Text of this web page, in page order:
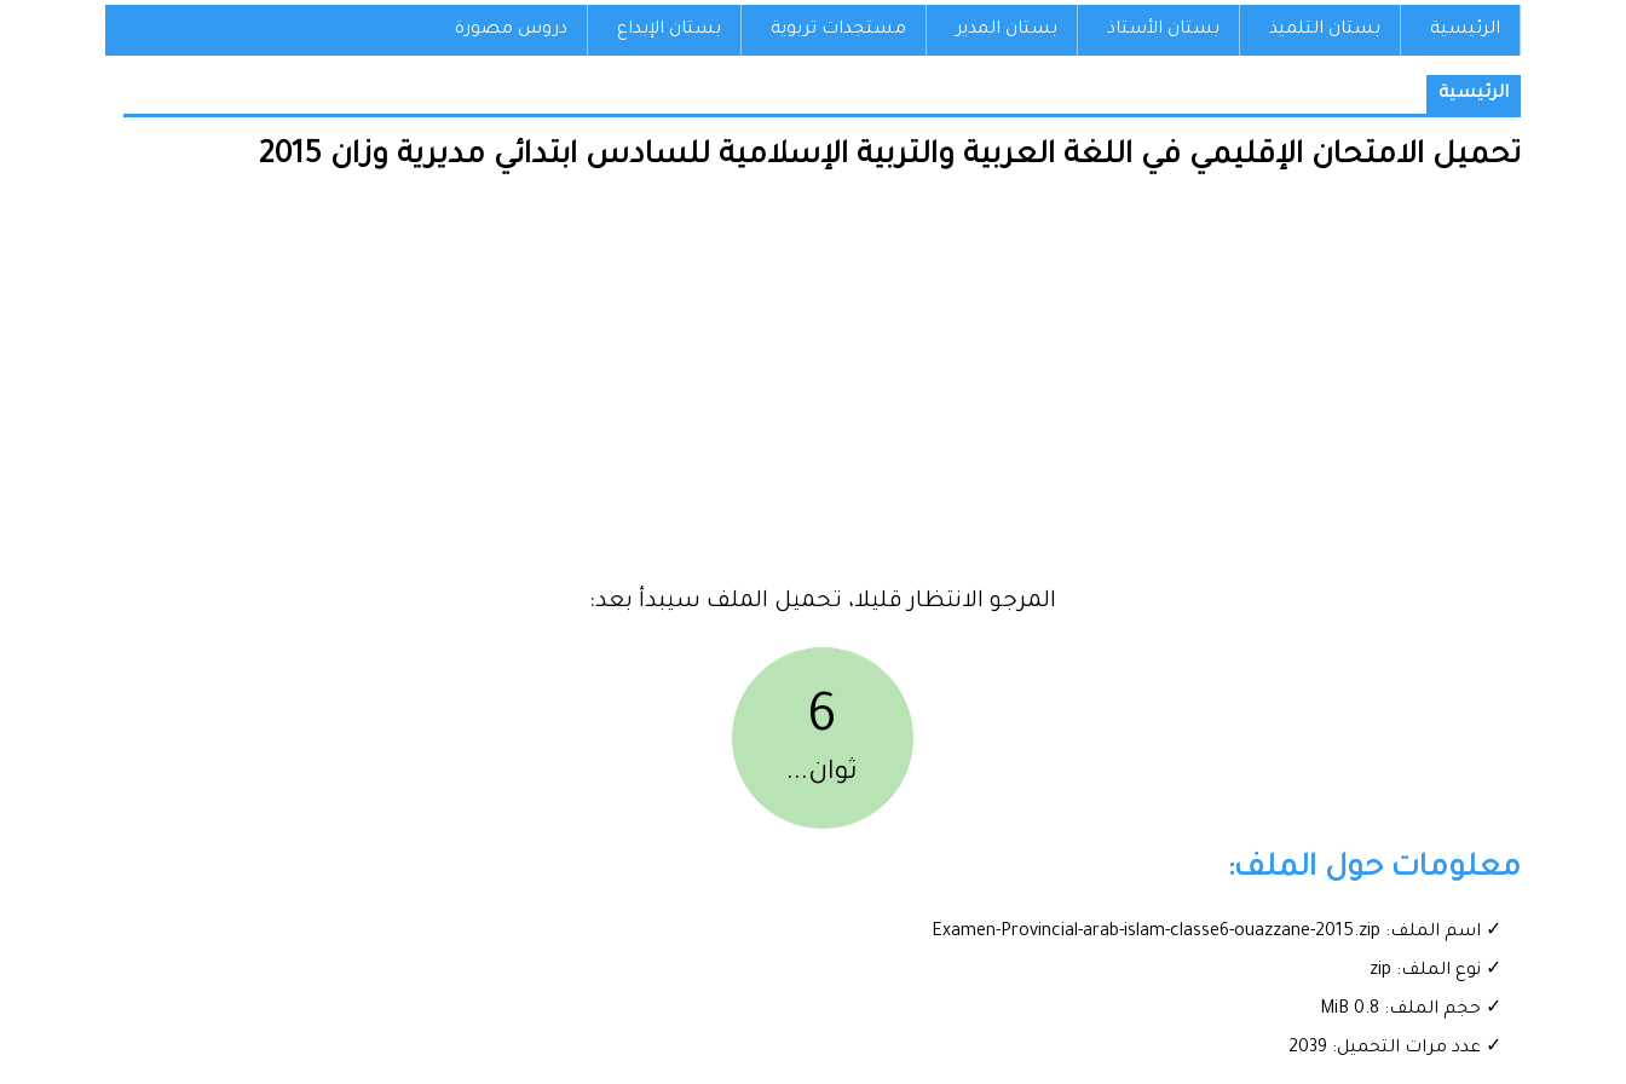
الرئيسية بستان التلميذ بستان الأستاذ بستان المدير مستجدات تربوية بستان الإبداع دروس مصورة
الرئيسية
تحميل الامتحان الإقليمي في اللغة العربية والتربية الإسلامية للسادس ابتدائي مديرية وزان 2015
المرجو الانتظار قليلا، تحميل الملف سيبدأ بعد:
6
ثوان...
معلومات حول الملف:
✓ اسم الملف: Examen-Provincial-arab-islam-classe6-ouazzane-2015.zip
✓ نوع الملف: zip
✓ حجم الملف: 0.8 MiB
✓ عدد مرات التحميل: 2039